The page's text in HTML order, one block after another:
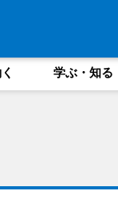
学ぶ・知る